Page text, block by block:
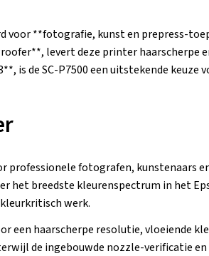
voor **fotografie, kunst en prepress-
levert deze printer haarscherpe
de SC-P7500 een uitstekende keuze
fotografen, kunstenaars
breedste kleurenspectrum in het
werk.
een haarscherpe resolutie, vloeiende
de ingebouwde nozzle-verificatie